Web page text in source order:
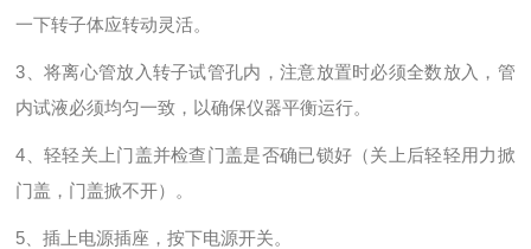
一下转子体应转动灵活。
3、将离心管放入转子试管孔内，注意放置时必须全数放入，管
内试液必须均匀一致，以确保仪器平衡运行。
4、轻轻关上门盖并检查门盖是否确已锁好（关上后轻轻用力掀
门盖，门盖掀不开）。
5、插上电源插座，按下电源开关。